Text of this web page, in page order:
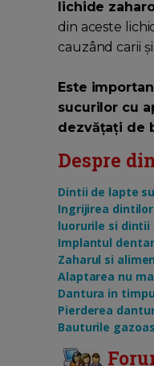
lichide
din aceste
cauzând carii
Este
sucurilor cu
dezvățați de
Despre
Dintii de lapte
Ingrijirea
luorurile si dintii
Implantul dentar
Zaharul si
Alaptarea nu
Dantura in
Pierderea
Bauturile